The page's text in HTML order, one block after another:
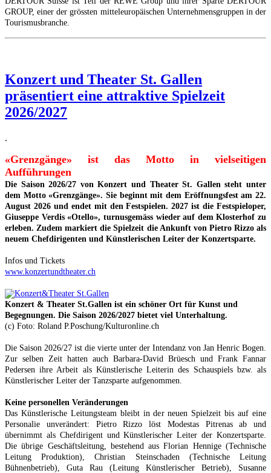
GROUP, einer der grössten mitteleuropäischen Unternehmensgruppen in der
Tourismusbranche.
Konzert und Theater St. Gallen
präsentiert eine attraktive Spielzeit
2026/2027
.
«Grenzgänge» ist das Motto in vielseitigen
Aufführungen
Die Saison 2026/27 von Konzert und Theater St. Gallen steht unter
dem Motto «Grenzgänge». Sie beginnt mit dem Eröffnungsfest am 22.
August 2026 und endet mit den Festspielen. 2027 ist die Festspieloper,
Giuseppe Verdis «Otello», turnusgemäss wieder auf dem Klosterhof zu
erleben. Zudem markiert die Spielzeit die Ankunft von Pietro Rizzo als
neuem Chefdirigenten und Künstlerischen Leiter der Konzertsparte.
Infos und Tickets
www.konzertundtheater.ch
Konzert & Theater St.Gallen ist ein schöner Ort für Kunst und
Begegnungen. Die Saison 2026/2027 bietet viel Unterhaltung.
(c) Foto: Roland P.Poschung/Kulturonline.ch
Die Saison 2026/27 ist die vierte unter der Intendanz von Jan Henric Bogen.
Zur selben Zeit hatten auch Barbara-David Brüesch und Frank Fannar
Pedersen ihre Arbeit als Künstlerische Leiterin des Schauspiels bzw. als
Künstlerischer Leiter der Tanzsparte aufgenommen.
Keine personellen Veränderungen
Das Künstlerische Leitungsteam bleibt in der neuen Spielzeit bis auf eine
Personalie unverändert: Pietro Rizzo löst Modestas Pitrenas ab und
übernimmt als Chefdirigent und Künstlerischer Leiter der Konzertsparte.
Die übrige Geschäftsleitung, bestehend aus Florian Hennige (Technische
Leitung Produktion), Christian Steinschaden (Technische Leitung
Bühnenbetrieb), Guta Rau (Leitung Künstlerischer Betrieb), Susanne